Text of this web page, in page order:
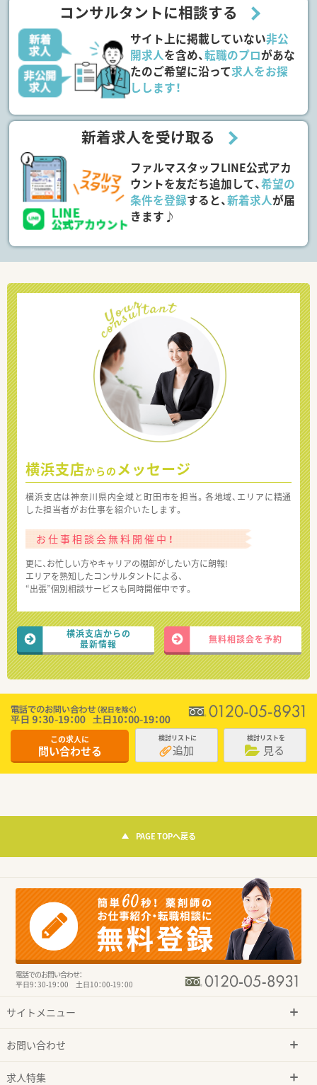
コンサルタントに相談する
サイト上に掲載していない非公
開求人を含め、転職のプロがあな
たのご希望に沿って求人をお探
しします！
新着求人を受け取る
ファルマスタッフLINE公式アカ
ウントを友だち追加して、希望の
条件を登録すると、新着求人が届
きます♪
横浜支店からの メッセージ
横浜支店は神奈川県内全域と町田市を担当。各地域、エリアに精通
した担当者がお仕事を紹介いたします。
お仕事相談会無料開催中！
更に、お忙しい方やキャリアの棚卸がしたい方に朗報!
エリアを熟知したコンサルタントによる、
“出張”個別相談サービスも同時開催中です。
横浜支店からの
最新情報
無料相談会を予約
この求人に
問い合わせる
検討リストに
追加
検討リストを
見る
PAGE TOPへ戻る
電話でのお問い合わせ：
平日9：30-19：00 土日10：00-19：00
サイトメニュー
お問い合わせ
求人特集